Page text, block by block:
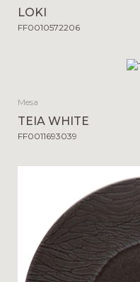
LOKI
FF0010572206
Mesa
TEIA WHITE
FF0011693039